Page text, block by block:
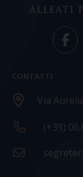
CONTATTI
Via
(+39)